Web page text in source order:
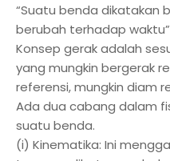
“Suatu benda dikatakan
berubah terhadap
Konsep gerak adalah
yang mungkin bergerak
referensi, mungkin diam
Ada dua cabang dalam
suatu benda.
(i) Kinematika: Ini